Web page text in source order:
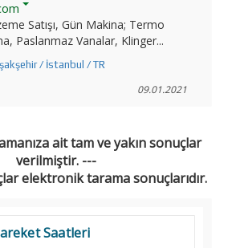
Satışı, Gün Makina; Termo
Paslanmaz Vanalar, Klinger...
/ İstanbul / TR
09.01.2021
ait tam ve yakın sonuçlar
verilmiştir. ---
elektronik tarama sonuçlarıdır.
Saatleri